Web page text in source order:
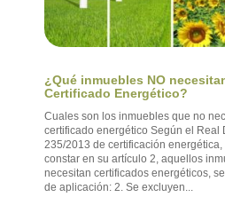
¿Qué inmuebles NO
Certificado Energético?
Cuales son los inmuebles que no
certificado energético Según el Real
235/2013 de certificación energética,
constar en su artículo 2, aquellos
necesitan certificados energéticos,
de aplicación: 2. Se excluyen...